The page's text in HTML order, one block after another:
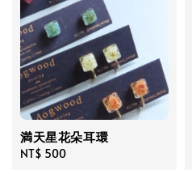
満天星花朵耳環
Regular
NT$ 500